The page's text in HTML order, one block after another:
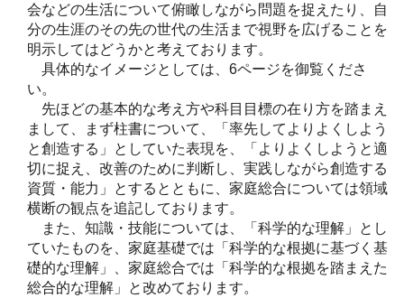
会などの生活について俯瞰しながら問題を捉えたり、自
分の生涯のその先の世代の生活まで視野を広げることを
明示してはどうかと考えております。
具体的なイメージとしては、6ページを御覧くださ
い。
先ほどの基本的な考え方や科目目標の在り方を踏まえ
まして、まず柱書について、「率先してよりよくしよう
と創造する」としていた表現を、「よりよくしようと適
切に捉え、改善のために判断し、実践しながら創造する
資質・能力」とするとともに、家庭総合については領域
横断の観点を追記しております。
また、知識・技能については、「科学的な理解」とし
ていたものを、家庭基礎では「科学的な根拠に基づく基
礎的な理解」、家庭総合では「科学的な根拠を踏まえた
総合的な理解」と改めております。